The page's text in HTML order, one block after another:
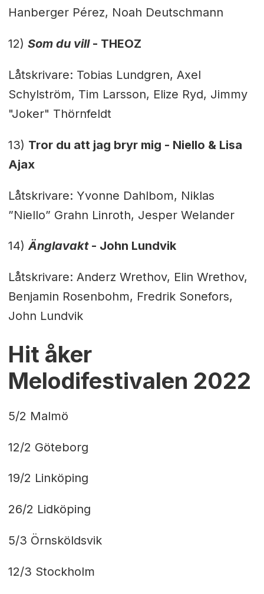
Hanberger Pérez, Noah Deutschmann
12) Som du vill- THEOZ
Låtskrivare: Tobias Lundgren, Axel
Schylström, Tim Larsson, Elize Ryd, Jimmy
"Joker" Thörnfeldt
13) Tror du att jag bryr mig - Niello & Lisa
Ajax
Låtskrivare: Yvonne Dahlbom, Niklas
”Niello” Grahn Linroth, Jesper Welander
14)Änglavakt- John Lundvik
Låtskrivare: Anderz Wrethov, Elin Wrethov,
Benjamin Rosenbohm, Fredrik Sonefors,
John Lundvik
Hit åker
Melodifestivalen 2022
5/2 Malmö
12/2 Göteborg
19/2 Linköping
26/2 Lidköping
5/3 Örnsköldsvik
12/3 Stockholm